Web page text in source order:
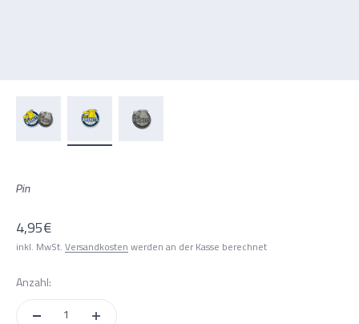
Pin
Angebot
4,95€
inkl. MwSt. Versandkosten werden an der Kasse berechnet
Anzahl: